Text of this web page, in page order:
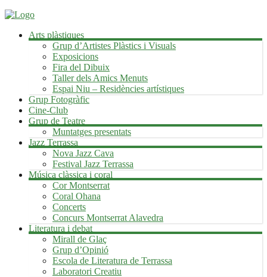
Arts plàstiques
Grup d’Artistes Plàstics i Visuals
Exposicions
Fira del Dibuix
Taller dels Amics Menuts
Espai Niu – Residències artístiques
Grup Fotogràfic
Cine-Club
Grup de Teatre
Muntatges presentats
Jazz Terrassa
Nova Jazz Cava
Festival Jazz Terrassa
Música clàssica i coral
Cor Montserrat
Coral Ohana
Concerts
Concurs Montserrat Alavedra
Literatura i debat
Mirall de Glaç
Grup d’Opinió
Escola de Literatura de Terrassa
Laboratori Creatiu